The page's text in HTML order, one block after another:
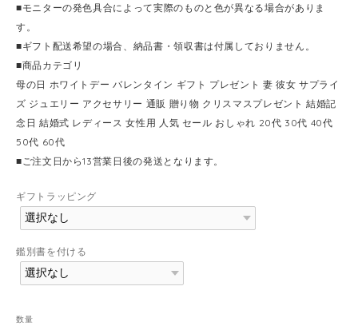
■モニターの発色具合によって実際のものと色が異なる場合がありま
す。
■ギフト配送希望の場合、納品書・領収書は付属しておりません。
■商品カテゴリ
母の日 ホワイトデー バレンタイン ギフト プレゼント 妻 彼女 サプライ
ズ ジュエリー アクセサリー 通販 贈り物 クリスマスプレゼント 結婚記
念日 結婚式 レディース 女性用 人気 セール おしゃれ 20代 30代 40代
50代 60代
■ご注文日から13営業日後の発送となります。
ギフトラッピング
鑑別書を付ける
数量